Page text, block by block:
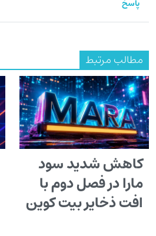
پاسخ
مطالب مرتبط
کاهش شدید سود
مارا در فصل دوم با
افت ذخایر بیت کوین